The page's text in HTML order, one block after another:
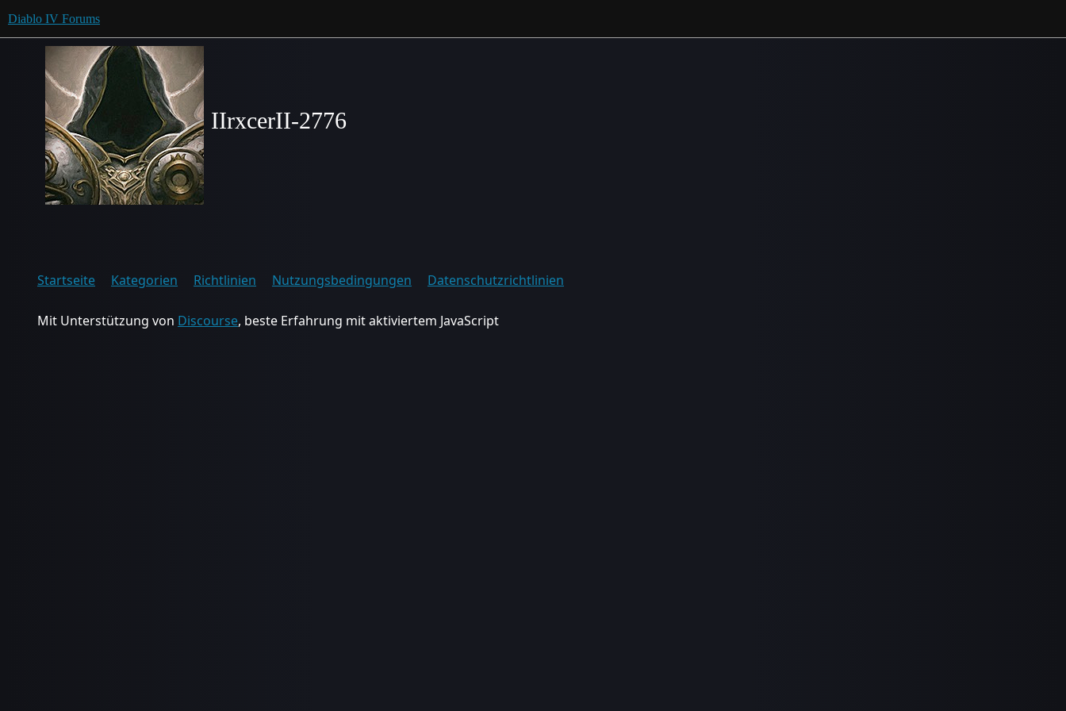
Diablo IV Forums
IIrxcerII-2776
Startseite Kategorien Richtlinien Nutzungsbedingungen Datenschutzrichtlinien
Mit Unterstützung von Discourse, beste Erfahrung mit aktiviertem JavaScript